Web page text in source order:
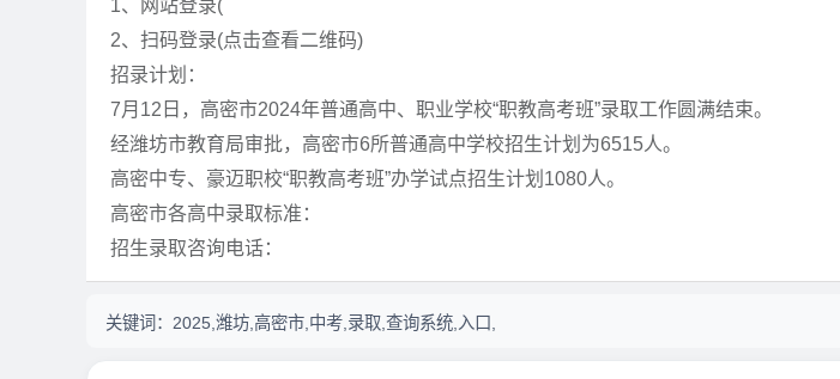
1、网站登录(
2、扫码登录(点击查看二维码)
招录计划：
7月12日，高密市2024年普通高中、职业学校“职教高考班”录取工作圆满结束。
经潍坊市教育局审批，高密市6所普通高中学校招生计划为6515人。
高密中专、豪迈职校“职教高考班”办学试点招生计划1080人。
高密市各高中录取标准：
招生录取咨询电话：
关键词： 2025,潍坊,高密市,中考,录取,查询系统,入口,